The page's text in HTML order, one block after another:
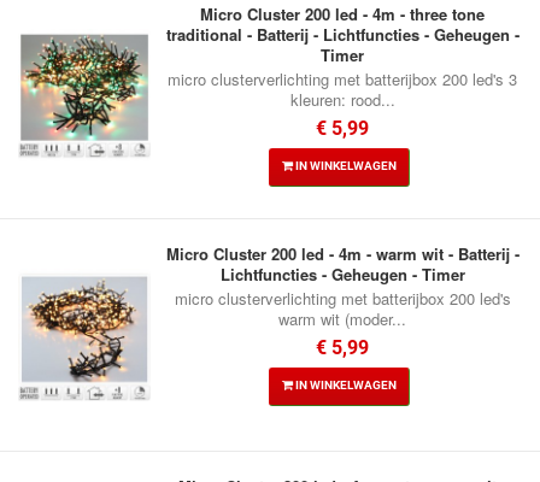
Micro Cluster 200 led - 4m - three tone
traditional - Batterij - Lichtfuncties - Geheugen -
Timer
micro clusterverlichting met batterijbox 200 led's 3
kleuren: rood...
€ 5,99
IN WINKELWAGEN
Micro Cluster 200 led - 4m - warm wit - Batterij -
Lichtfuncties - Geheugen - Timer
micro clusterverlichting met batterijbox 200 led's
warm wit (moder...
€ 5,99
IN WINKELWAGEN